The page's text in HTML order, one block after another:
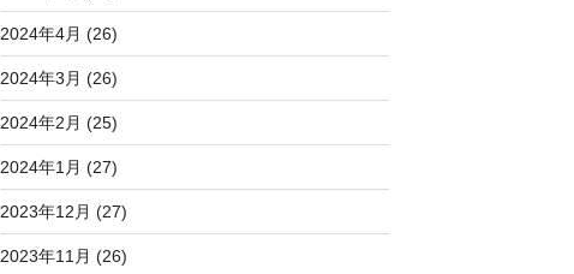
2024年4月 (26)
2024年3月 (26)
2024年2月 (25)
2024年1月 (27)
2023年12月 (27)
2023年11月 (26)